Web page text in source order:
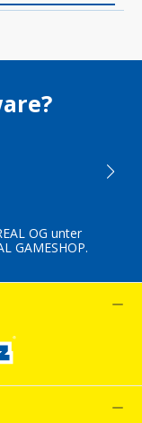
OG unter
GAMESHOP.